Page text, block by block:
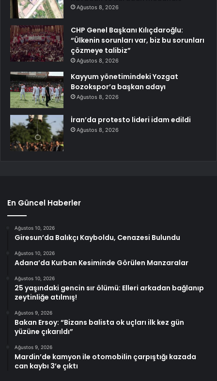
Ağustos 8, 2026
CHP Genel Başkanı Kılıçdaroğlu:
“Ülkenin sorunları var, biz bu sorunları
çözmeye talibiz”
Ağustos 8, 2026
Kayyum yönetimindeki Yozgat
Bozokspor’a başkan adayı
Ağustos 8, 2026
İran’da protesto lideri idam edildi
Ağustos 8, 2026
En Güncel Haberler
Ağustos 10, 2026
Giresun’da Balıkçı Kayboldu, Cenazesi Bulundu
Ağustos 10, 2026
Adana’da Kurban Kesiminde Görülen Manzaralar
Ağustos 10, 2026
25 yaşındaki gencin sır ölümü: Elleri arkadan bağlanıp
zeytinliğe atılmış!
Ağustos 9, 2026
Bakan Ersoy: “Bizans balista ok uçları ilk kez gün
yüzüne çıkarıldı”
Ağustos 9, 2026
Mardin’de kamyon ile otomobilin çarpıştığı kazada
can kaybı 3’e çıktı